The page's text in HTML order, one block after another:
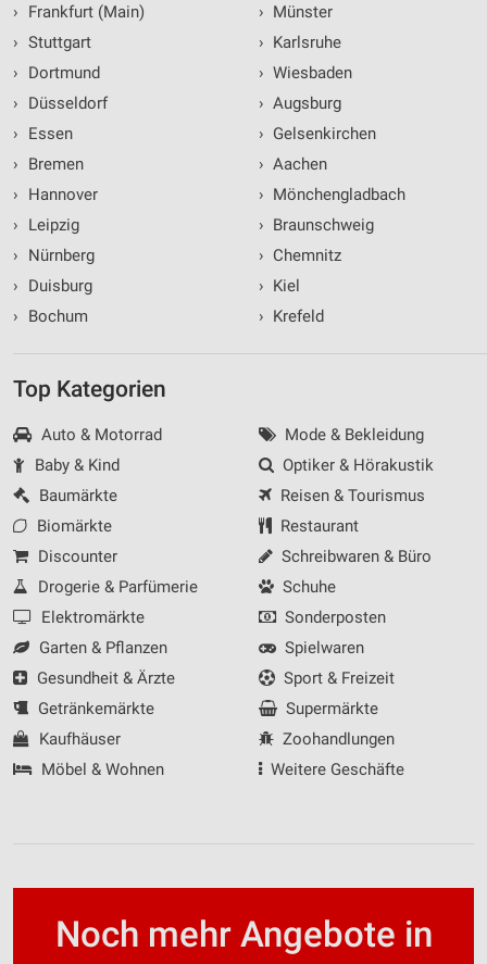
›
Frankfurt (Main)
› Stuttgart
›
Dortmund
›
Düsseldorf
›
Essen
›
Bremen
›
Hannover
›
Leipzig
›
Nürnberg
›
Duisburg
›
Bochum
› Münster
› Karlsruhe
› Wiesbaden
› Augsburg
› Gelsenkirchen
› Aachen
› Mönchengladbach
› Braunschweig
› Chemnitz
› Kiel
› Krefeld
Top Kategorien
Auto & Motorrad
Baby & Kind
Baumärkte
Biomärkte
Discounter
Drogerie & Parfümerie
Elektromärkte
Garten & Pflanzen
Gesundheit & Ärzte
Getränkemärkte
Kaufhäuser
Möbel & Wohnen
Mode & Bekleidung
Optiker & Hörakustik
Reisen & Tourismus
Restaurant
Schreibwaren & Büro
Schuhe
Sonderposten
Spielwaren
Sport & Freizeit
Supermärkte
Zoohandlungen
Weitere Geschäfte
Noch mehr Angebote in